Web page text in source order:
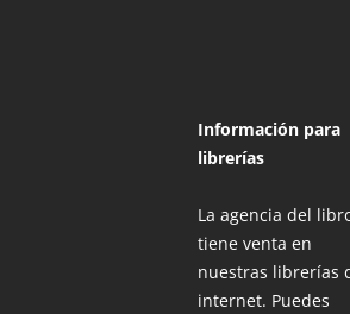
Información para
librerías
La agencia del
tiene venta en
nuestras librerías
internet. Puedes